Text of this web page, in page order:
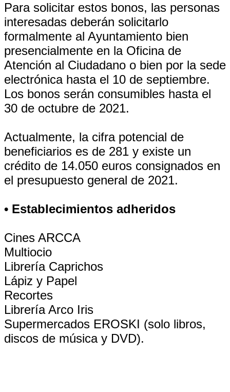
Para solicitar estos bonos, las personas
interesadas deberán solicitarlo
formalmente al Ayuntamiento bien
presencialmente en la Oficina de
Atención al Ciudadano o bien por la sede
electrónica hasta el 10 de septiembre.
Los bonos serán consumibles hasta el
30 de octubre de 2021.
Actualmente, la cifra potencial de
beneficiarios es de 281 y existe un
crédito de 14.050 euros consignados en
el presupuesto general de 2021.
• Establecimientos adheridos
Cines ARCCA
Multiocio
Librería Caprichos
Lápiz y Papel
Recortes
Librería Arco Iris
Supermercados EROSKI (solo libros,
discos de música y DVD).